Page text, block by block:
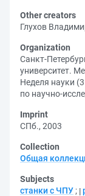
Other creators
Глухов
Organization
Санкт-
университет.
Неделя науки
по научно-
Imprint
СПб., 2003
Collection
Общая
Subjects
станки с ЧПУ ;